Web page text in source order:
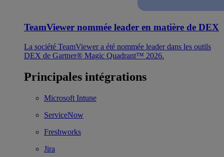
TeamViewer nommée leader en matière de DEX
La société TeamViewer a été nommée leader dans les outils
DEX de Gartner® Magic Quadrant™ 2026.
Principales intégrations
Microsoft Intune
ServiceNow
Freshworks
Jira